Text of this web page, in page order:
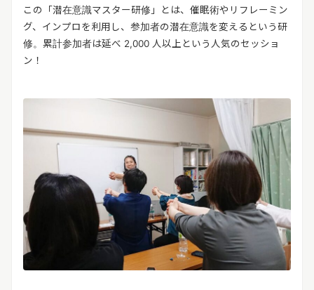
この「潜在意識マスター研修」とは、催眠術やリフレーミン
グ、インプロを利用し、参加者の潜在意識を変えるという研
修。累計参加者は延べ 2,000 人以上という人気のセッショ
ン！